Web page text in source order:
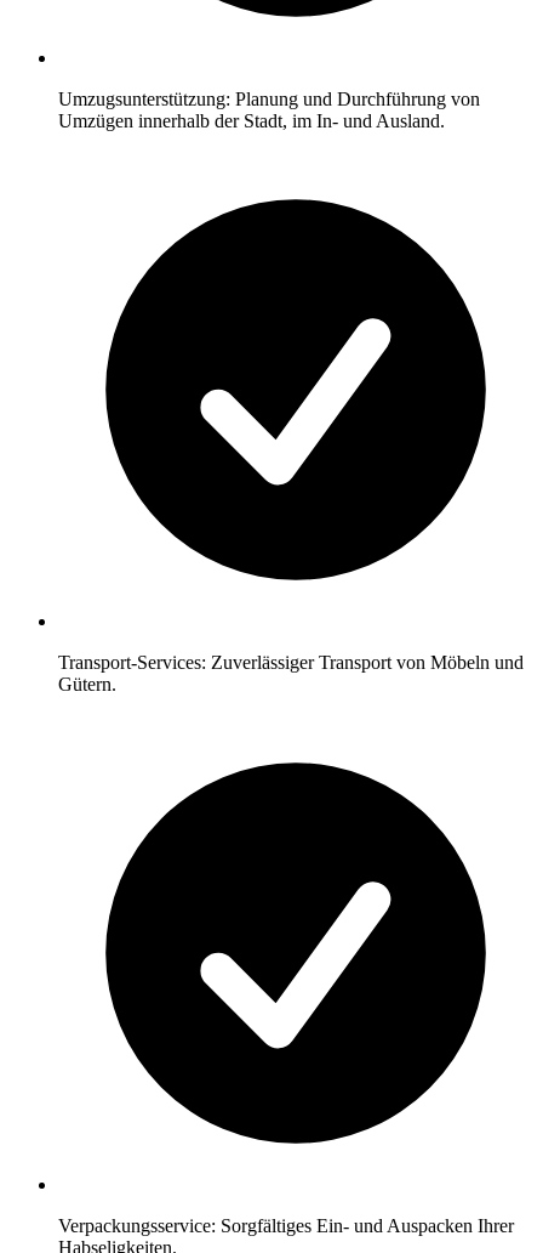
Umzugsunterstützung: Planung und Durchführung von
Umzügen innerhalb der Stadt, im In- und Ausland.
Transport-Services: Zuverlässiger Transport von Möbeln und
Gütern.
Verpackungsservice: Sorgfältiges Ein- und Auspacken Ihrer
Habseligkeiten.